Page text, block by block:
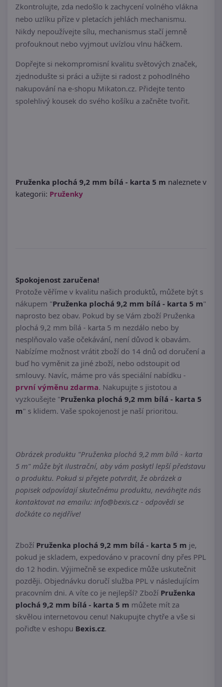
Zkontrolujte, zda nedošlo k zachycení volného vlákna
nebo uzlíku příze v pletacích jehlách mechanismu.
Nikdy nepoužívejte sílu, mechanismus stačí jemně
profouknout nebo vyjmout uvízlou vlnu háčkem.
Dopřejte si nekompromisní kvalitu světových značek,
zjednodušte si práci a užijte si radost z pohodlného
nakupování na e-shopu Mikaton.cz. Přidejte tento
spolehlivý kousek do svého košíku a začněte tvořit.
Pruženka plochá 9,2 mm bílá - karta 5 m naleznete v
kategorii: Pruženky
Spokojenost zaručena!
Protože věříme v kvalitu našich produktů, můžete být s
nákupem "Pruženka plochá 9,2 mm bílá - karta 5 m"
naprosto bez obav. Pokud by se Vám zboží Pruženka
plochá 9,2 mm bílá - karta 5 m nezdálo nebo by
nesplňovalo vaše očekávání, není důvod k obavám.
Nabízíme možnost vrátit zboží do 14 dnů od doručení a
buď ho vyměnit za jiné zboží, nebo odstoupit od
smlouvy. Navíc, máme pro vás speciální nabídku -
první výměnu zdarma. Nakupujte s jistotou a
vyzkoušejte "Pruženka plochá 9,2 mm bílá - karta 5
m" s klidem. Vaše spokojenost je naší prioritou.
Obrázek produktu "Pruženka plochá 9,2 mm bílá - karta
5 m" může být ilustrační, aby vám poskytl lepší představu
o produktu. Pokud si přejete potvrdit, že obrázek a
popisek odpovídají skutečnému produktu, neváhejte nás
kontaktovat na emailu: info@bexis.cz - odpovědi se
dočkáte co nejdříve!
Zboží Pruženka plochá 9,2 mm bílá - karta 5 m je,
pokud je skladem, expedováno v pracovní dny přes PPL
do 12 hodin. Výjimečně se expedice může uskutečnit
později. Objednávku doručí služba PPL v následujícím
pracovním dni. A víte co je nejlepší? Zboží Pruženka
plochá 9,2 mm bílá - karta 5 m můžete mít za
skvělou internetovou cenu! Nakupujte chytře a vše si
pořiďte v eshopu Bexis.cz.